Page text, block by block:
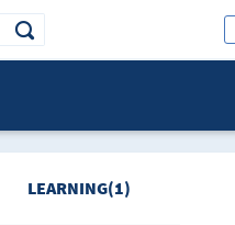
LEARNING(1)